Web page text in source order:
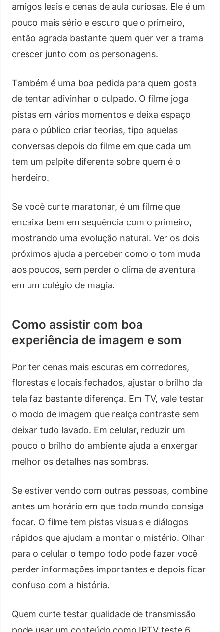
amigos leais e cenas de aula curiosas. Ele é um
pouco mais sério e escuro que o primeiro,
então agrada bastante quem quer ver a trama
crescer junto com os personagens.
Também é uma boa pedida para quem gosta
de tentar adivinhar o culpado. O filme joga
pistas em vários momentos e deixa espaço
para o público criar teorias, tipo aquelas
conversas depois do filme em que cada um
tem um palpite diferente sobre quem é o
herdeiro.
Se você curte maratonar, é um filme que
encaixa bem em sequência com o primeiro,
mostrando uma evolução natural. Ver os dois
próximos ajuda a perceber como o tom muda
aos poucos, sem perder o clima de aventura
em um colégio de magia.
Como assistir com boa
experiência de imagem e som
Por ter cenas mais escuras em corredores,
florestas e locais fechados, ajustar o brilho da
tela faz bastante diferença. Em TV, vale testar
o modo de imagem que realça contraste sem
deixar tudo lavado. Em celular, reduzir um
pouco o brilho do ambiente ajuda a enxergar
melhor os detalhes nas sombras.
Se estiver vendo com outras pessoas, combine
antes um horário em que todo mundo consiga
focar. O filme tem pistas visuais e diálogos
rápidos que ajudam a montar o mistério. Olhar
para o celular o tempo todo pode fazer você
perder informações importantes e depois ficar
confuso com a história.
Quem curte testar qualidade de transmissão
pode usar um conteúdo como IPTV teste 6